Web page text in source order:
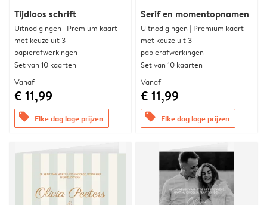
Tijdloos schrift
Uitnodigingen | Premium kaart
met keuze uit 3
papierafwerkingen
Set van 10 kaarten
Vanaf
€ 11,99
offers Elke dag lage prijzen
Serif en momentopnamen
Uitnodigingen | Premium kaart
met keuze uit 3
papierafwerkingen
Set van 10 kaarten
Vanaf
€ 11,99
offers Elke dag lage prijzen